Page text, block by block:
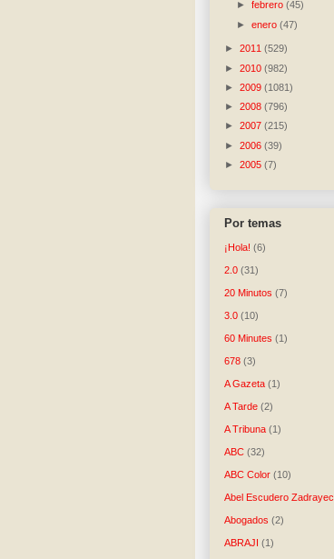
►febrero(45)
►enero(47)
► 2011 (529)
► 2010 (982)
► 2009 (1081)
► 2008 (796)
► 2007 (215)
► 2006 (39)
► 2005 (7)
Por temas
¡Hola! (6)
2.0 (31)
20 Minutos (7)
3.0 (10)
60 Minutes (1)
678 (3)
A Gazeta (1)
A Tarde (2)
A Tribuna (1)
ABC (32)
ABC Color (10)
Abel Escudero Zadrayec
Abogados (2)
ABRAJI (1)